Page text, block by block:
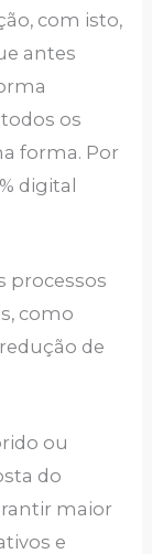
com isto,
antes
os
forma. Por
digital
processos
como
de
ou
do
maior
e